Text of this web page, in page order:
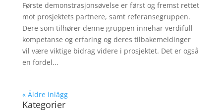
Første demonstrasjonsøvelse er først og fremst rettet
mot prosjektets partnere, samt referansegruppen.
Dere som tilhører denne gruppen innehar verdifull
kompetanse og erfaring og deres tilbakemeldinger
vil være viktige bidrag videre i prosjektet. Det er også
en fordel...
« Äldre inlägg
Kategorier